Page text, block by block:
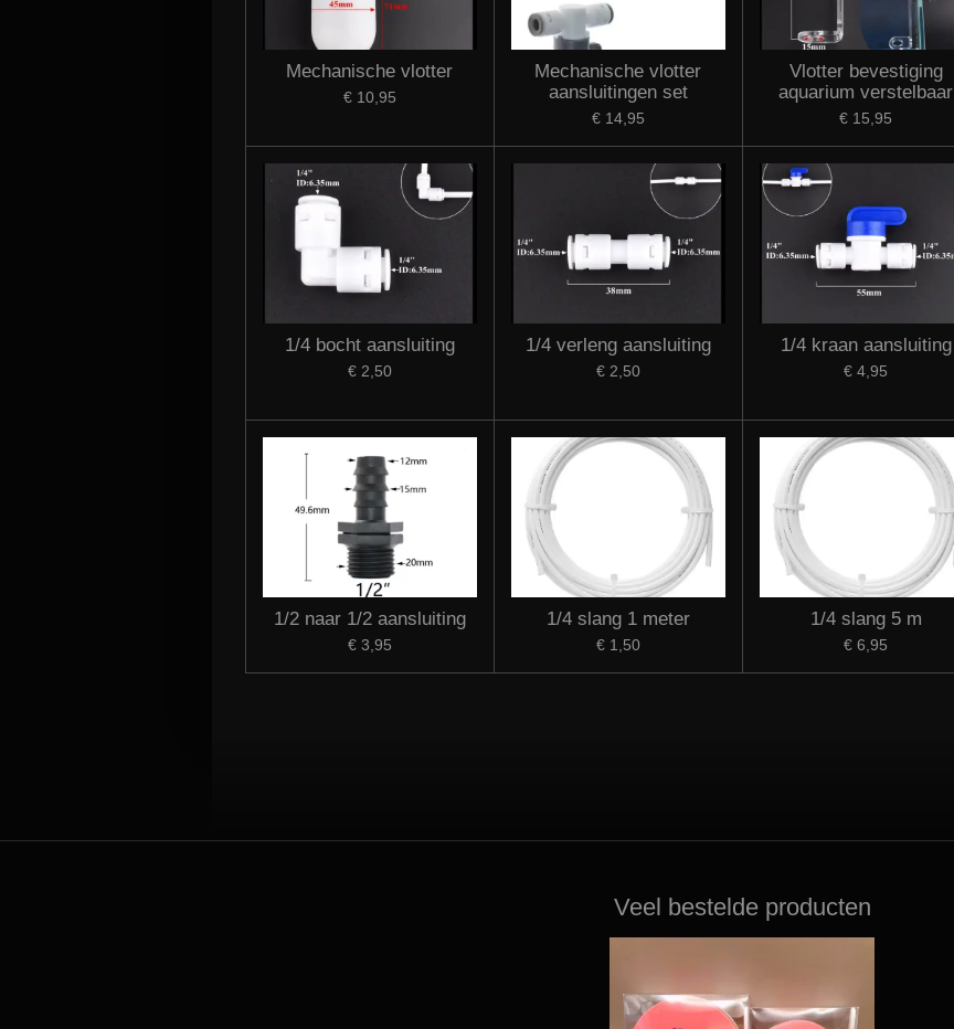
Mechanische vlotter
€ 10,95
Mechanische vlotter
aansluitingen set
€ 14,95
Vlotter bevestiging
aquarium verstelbaar
€ 15,95
1/4 bocht aansluiting
€ 2,50
1/4 verleng aansluiting
€ 2,50
1/4 kraan aansluiting
€ 4,95
1/2 naar 1/2 aansluiting
€ 3,95
1/4 slang 1 meter
€ 1,50
1/4 slang 5 m
€ 6,95
Veel bestelde producten